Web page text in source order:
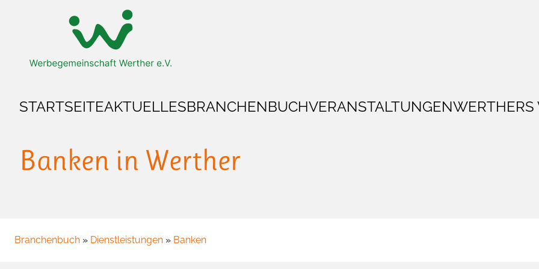
STARTSEITEAKTUELLESBRANCHENBUCHVERANSTALTUNGENWERTHERS
Banken in Werther
Branchenbuch » Dienstleistungen » Banken